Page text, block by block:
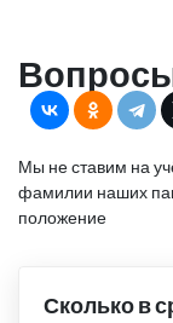
Мы не ставим на
фамилии наших
положение
Сколько в